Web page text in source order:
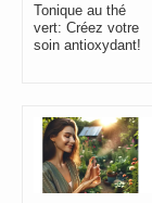
Tonique au thé
vert: Créez votre
soin antioxydant!